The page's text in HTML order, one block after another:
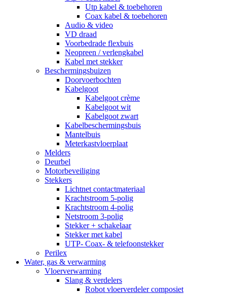
Utp kabel & toebehoren
Coax kabel & toebehoren
Audio & video
VD draad
Voorbedrade flexbuis
Neopreen / verlengkabel
Kabel met stekker
Beschermingsbuizen
Doorvoerbochten
Kabelgoot
Kabelgoot crème
Kabelgoot wit
Kabelgoot zwart
Kabelbeschermingsbuis
Mantelbuis
Meterkastvloerplaat
Melders
Deurbel
Motorbeveiliging
Stekkers
Lichtnet contactmateriaal
Krachtstroom 5-polig
Krachtstroom 4-polig
Netstroom 3-polig
Stekker + schakelaar
Stekker met kabel
UTP- Coax- & telefoonstekker
Perilex
Water, gas & verwarming
Vloerverwarming
Slang & verdelers
Robot vloerverdeler composiet